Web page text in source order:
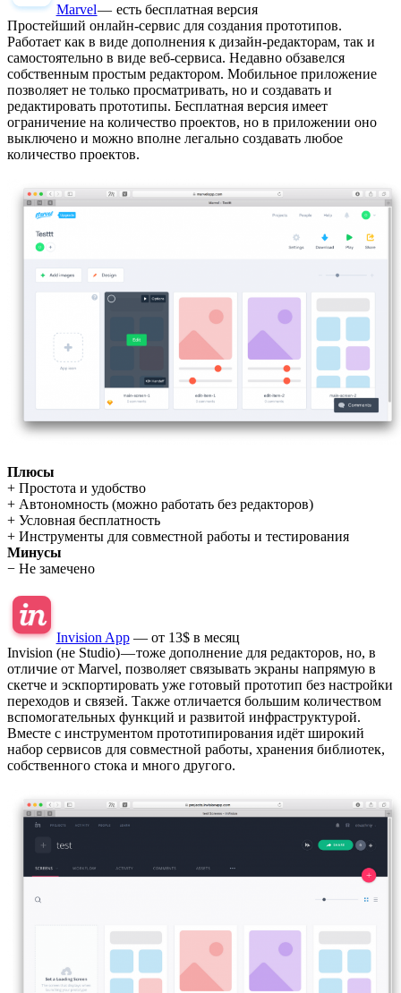
Marvel— есть бесплатная версия
Простейший онлайн-сервис для создания прототипов.
Работает как в виде дополнения к дизайн-редакторам, так и
самостоятельно в виде веб-сервиса. Недавно обзавелся
собственным простым редактором. Мобильное приложение
позволяет не только просматривать, но и создавать и
редактировать прототипы. Бесплатная версия имеет
ограничение на количество проектов, но в приложении оно
выключено и можно вполне легально создавать любое
количество проектов.
Плюсы
+ Простота и удобство
+ Автономность (можно работать без редакторов)
+ Условная бесплатность
+ Инструменты для совместной работы и тестирования
Минусы
− Не замечено
Invision App— от 13$ в месяц
Invision (не Studio) — тоже дополнение для редакторов, но, в
отличие от Marvel, позволяет связывать экраны напрямую в
скетче и эскпортировать уже готовый прототип без настройки
переходов и связей. Также отличается большим количеством
вспомогательных функций и развитой инфраструктурой.
Вместе с инструментом прототипирования идёт широкий
набор сервисов для совместной работы, хранения библиотек,
собственного стока и много другого.